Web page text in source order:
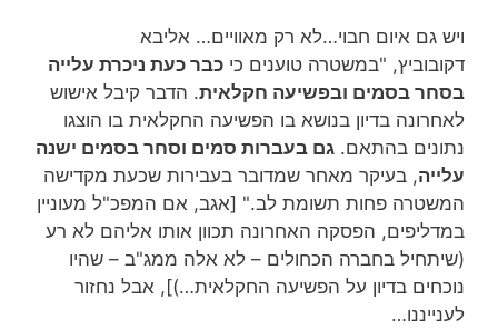
ויש גם איום חבוי…לא רק מאוויים… אליבא
דקובוביץ, "במשטרה טוענים כי כבר כעת ניכרת עלייה
בסחר בסמים ובפשיעה חקלאית. הדבר קיבל אישוש
לאחרונה בדיון בנושא בו הפשיעה החקלאית בו הוצגו
נתונים בהתאם. גם בעברות סמים וסחר בסמים ישנה
עלייה, בעיקר מאחר שמדובר בעבירות שכעת מקדישה
המשטרה פחות תשומת לב." [אגב, אם המפכ"ל מעוניין
במדליפים, הפסקה האחרונה תכוון אותו אליהם לא רע
(שיתחיל בחברה הכחולים – לא אלה ממג"ב – שהיו
נוכחים בדיון על הפשיעה החקלאית…)], אבל נחזור
לענייננו…